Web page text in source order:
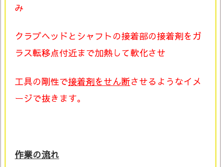
み
クラブヘッドとシャフトの接着部の接着剤をガ
ラス転移点付近まで加熱して軟化させ
工具の剛性で接着剤をせん断させるようなイメ
ージで抜きます。
作業の流れ